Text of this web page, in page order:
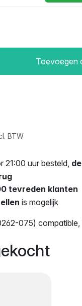
Toevoegen
BTW
21:00 uur besteld,
tevreden klanten
is mogelijk
075) compatible,